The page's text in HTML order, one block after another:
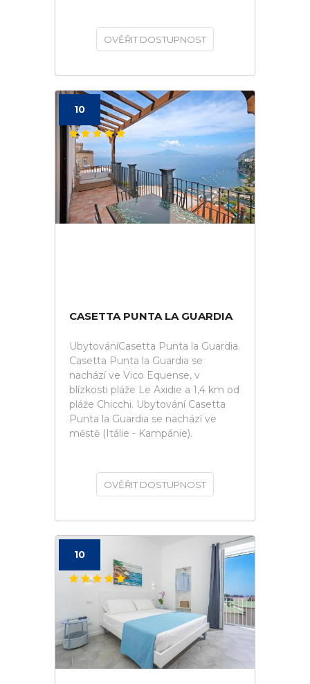
OVĚŘIT DOSTUPNOST
10
CASETTA PUNTA LA GUARDIA
UbytováníCasetta Punta la Guardia.
Casetta Punta la Guardia se
nachází ve Vico Equense, v
blízkosti pláže Le Axidie a 1,4 km od
pláže Chicchi. Ubytování Casetta
Punta la Guardia se nachází ve
městě (Itálie - Kampánie).
OVĚŘIT DOSTUPNOST
10